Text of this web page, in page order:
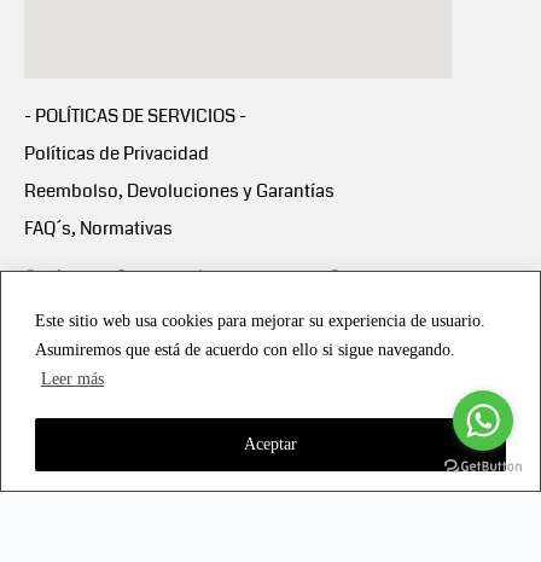
Este sitio web usa cookies para mejorar su experiencia de usuario.
Asumiremos que está de acuerdo con ello si sigue navegando.
Leer más
Aceptar
- POLÍTICAS DE SERVICIOS -
Políticas de Privacidad
Reembolso, Devoluciones y Garantías
FAQ´s, Normativas
Scalapay:Compra ahora y paga en 3 cuotas
Scalapay Política Privacidad
Copyright © 2021 all rights reserved - Vialmotor